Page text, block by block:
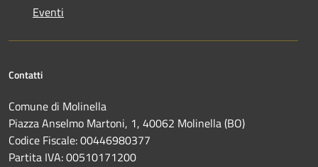
Eventi
Contatti
Comune di Molinella
Piazza Anselmo Martoni, 1, 40062 Molinella (BO)
Codice Fiscale: 00446980377
Partita IVA: 00510171200